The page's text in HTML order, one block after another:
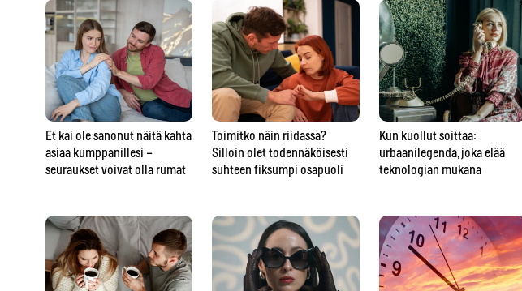
Et kai ole sanonut näitä kahta
asiaa kumppanillesi –
seuraukset voivat olla rumat
Toimitko näin riidassa?
Silloin olet todennäköisesti
suhteen fiksumpi osapuoli
Kun kuollut soittaa:
urbaanilegenda, joka elää
teknologian mukana